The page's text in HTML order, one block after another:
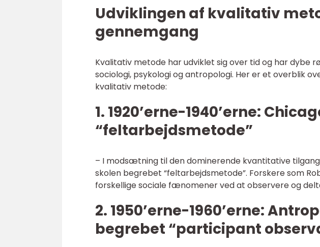
Udviklingen af kvalitativ
gennemgang
Kvalitativ metode har udviklet sig over tid og har dybe
sociologi, psykologi og antropologi. Her er et overblik
kvalitativ metode:
1. 1920’erne-1940’erne:
“feltarbejdsmetode”
– I modsætning til den dominerende kvantitative
skolen begrebet “feltarbejdsmetode”. Forskere som
forskellige sociale fænomener ved at observere og
2. 1950’erne-1960’erne:
begrebet “participant